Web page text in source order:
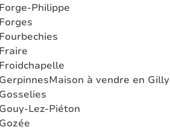
Philippe
Maison à vendre en Gilly
Lez-Piéton